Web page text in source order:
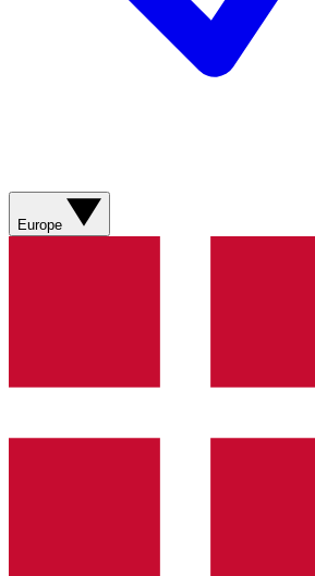
Europe